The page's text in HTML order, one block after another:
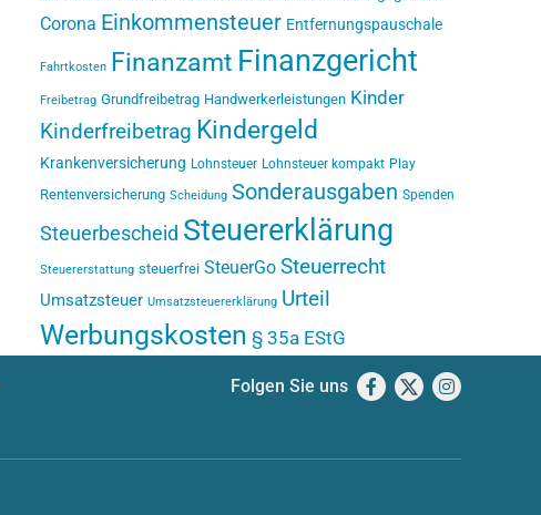
Corona Einkommensteuer Entfernungspauschale
Fahrtkosten Finanzamt Finanzgericht
Freibetrag Grundfreibetrag Handwerkerleistungen Kinder
Kinderfreibetrag Kindergeld
Krankenversicherung Lohnsteuer Lohnsteuer kompakt Play
Rentenversicherung Scheidung Sonderausgaben Spenden
Steuerbescheid Steuererklärung
Steuererstattung steuerfrei SteuerGo Steuerrecht
Umsatzsteuer Umsatzsteuererklärung Urteil
Werbungskosten § 35a EStG
Folgen Sie uns Facebook
X Instagram